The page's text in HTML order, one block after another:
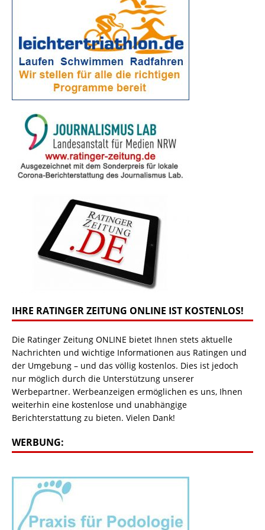
IHRE RATINGER ZEITUNG ONLINE IST KOSTENLOS!
Die Ratinger Zeitung ONLINE bietet Ihnen stets aktuelle
Nachrichten und wichtige Informationen aus Ratingen und
der Umgebung – und das völlig kostenlos. Dies ist jedoch
nur möglich durch die Unterstützung unserer
Werbepartner. Werbeanzeigen ermöglichen es uns, Ihnen
weiterhin eine kostenlose und unabhängige
Berichterstattung zu bieten. Vielen Dank!
WERBUNG: